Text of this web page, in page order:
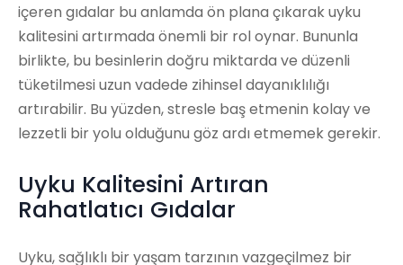
içeren gıdalar bu anlamda ön plana çıkarak uyku
kalitesini artırmada önemli bir rol oynar. Bununla
birlikte, bu besinlerin doğru miktarda ve düzenli
tüketilmesi uzun vadede zihinsel dayanıklılığı
artırabilir. Bu yüzden, stresle baş etmenin kolay ve
lezzetli bir yolu olduğunu göz ardı etmemek gerekir.
Uyku Kalitesini Artıran
Rahatlatıcı Gıdalar
Uyku, sağlıklı bir yaşam tarzının vazgeçilmez bir